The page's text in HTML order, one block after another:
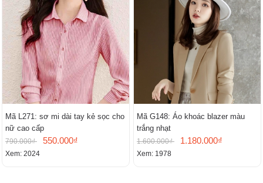
Mã L271: sơ mi dài tay kẻ sọc cho
nữ cao cấp
790.000₫ 550.000₫
Xem: 2024
Mã G148: Áo khoác blazer màu
trắng nhạt
1.600.000₫ 1.180.000₫
Xem: 1978